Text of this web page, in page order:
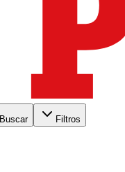
Buscar Filtros